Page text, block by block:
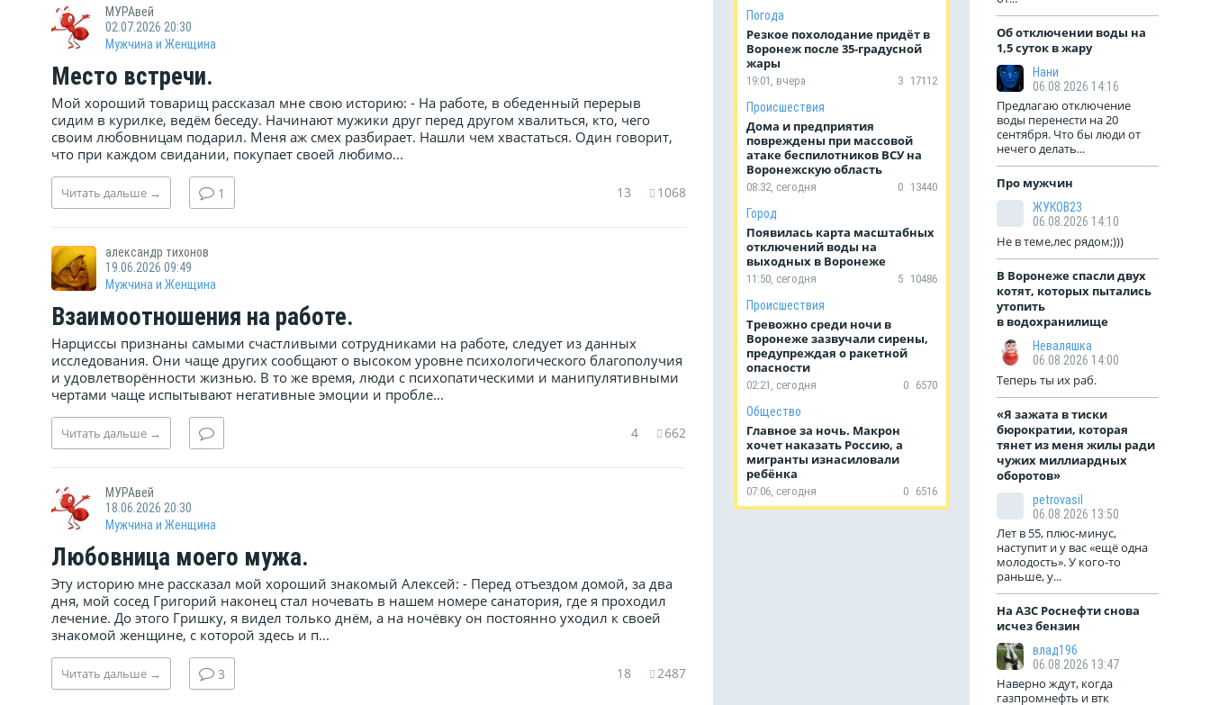
МУРАвей
02.07.2026 20:30
Мужчина и Женщина
Место встречи.
Мой хороший товарищ рассказал мне свою историю: - На работе, в обеденный перерыв
сидим в курилке, ведём беседу. Начинают мужики друг перед другом хвалиться, кто, чего
своим любовницам подарил. Меня аж смех разбирает. Нашли чем хвастаться. Один говорит,
что при каждом свидании, покупает своей любимо...
Читать дальше → 1 13 1068
александр тихонов
19.06.2026 09:49
Мужчина и Женщина
Взаимоотношения на работе.
Нарциссы признаны самыми счастливыми сотрудниками на работе, следует из данных
исследования. Они чаще других сообщают о высоком уровне психологического благополучия
и удовлетворённости жизнью. В то же время, люди с психопатическими и манипулятивными
чертами чаще испытывают негативные эмоции и пробле...
Читать дальше → 4 662
МУРАвей
18.06.2026 20:30
Мужчина и Женщина
Любовница моего мужа.
Эту историю мне рассказал мой хороший знакомый Алексей: - Перед отъездом домой, за два
дня, мой сосед Григорий наконец стал ночевать в нашем номере санатория, где я проходил
лечение. До этого Гришку, я видел только днём, а на ночёвку он постоянно уходил к своей
знакомой женщине, с которой здесь и п...
Читать дальше → 3 18 2487
Погода
Резкое похолодание придёт в
Воронеж после 35-градусной
жары
19:01, вчера 3 17112
Происшествия
Дома и предприятия
повреждены при массовой
атаке беспилотников ВСУ на
Воронежскую область
08:32, сегодня 0 13440
Город
Появилась карта масштабных
отключений воды на
выходных в Воронеже
11:50, сегодня 5 10486
Происшествия
Тревожно среди ночи в
Воронеже зазвучали сирены,
предупреждая о ракетной
опасности
02:21, сегодня 0 6570
Общество
Главное за ночь. Макрон
хочет наказать Россию, а
мигранты изнасиловали
ребёнка
07:06, сегодня 0 6516
Об отключении воды на
1,5 суток в жару
Нани
06.08.2026 14:16
Предлагаю отключение
воды перенести на 20
сентября. Что бы люди от
нечего делать...
Про мужчин
ЖУКОВ23
06.08.2026 14:10
Не в теме,лес рядом;)))
В Воронеже спасли двух
котят, которых пытались
утопить
в водохранилище
Неваляшка
06.08.2026 14:00
Теперь ты их раб.
«Я зажата в тиски
бюрократии, которая
тянет из меня жилы ради
чужих миллиардных
оборотов»
petrovasil
06.08.2026 13:50
Лет в 55, плюс-минус,
наступит и у вас «ещё одна
молодость». У кого-то
раньше, у...
На АЗС Роснефти снова
исчез бензин
влад196
06.08.2026 13:47
Наверно ждут, когда
газпромнефть и втк